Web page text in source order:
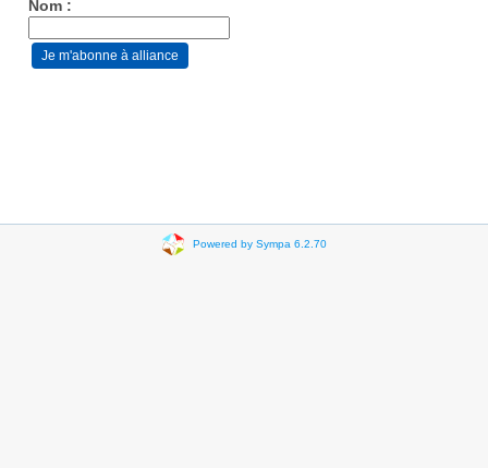
Nom :
Powered by Sympa 6.2.70